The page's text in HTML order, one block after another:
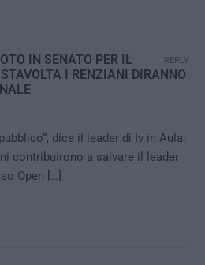
IN SENATO PER IL
I RENZIANI DIRANNO
dice il leader di Iv in Aula.
contribuirono a salvare il leader
Open […]
REPLY